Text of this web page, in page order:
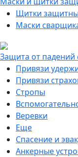
Щитки
Маски
Защита от падений
Привязи
Привязи
Стропы
Веревки
Еще
Спасение и
Анкерные